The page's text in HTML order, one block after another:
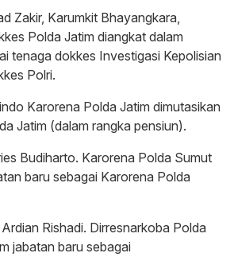
Zakir, Karumkit Bhayangkara,
Polda Jatim diangkat dalam
tenaga dokkes Investigasi Kepolisian
Polri.
Karorena Polda Jatim dimutasikan
Jatim (dalam rangka pensiun).
Budiharto. Karorena Polda Sumut
baru sebagai Karorena Polda
Rishadi. Dirresnarkoba Polda
jabatan baru sebagai